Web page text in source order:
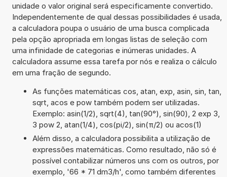
unidade o valor original será especificamente convertido.
Independentemente de qual dessas possibilidades é usada,
a calculadora poupa o usuário de uma busca complicada
pela opção apropriada em longas listas de seleção com
uma infinidade de categorias e inúmeras unidades. A
calculadora assume essa tarefa por nós e realiza o cálculo
em uma fração de segundo.
As funções matemáticas cos, atan, exp, asin, sin, tan,
sqrt, acos e pow também podem ser utilizadas.
Exemplo: asin(1/2), sqrt(4), tan(90°), sin(90), 2 exp 3,
3 pow 2, atan(1/4), cos(pi/2), sin(π/2) ou acos(1)
Além disso, a calculadora possibilita a utilização de
expressões matemáticas. Como resultado, não só é
possível contabilizar números uns com os outros, por
exemplo, '66 * 71 dm3/h', como também diferentes